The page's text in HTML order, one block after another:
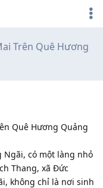
Trên Quê Hương
Quê Hương Quảng
Ngãi, có một làng nhỏ
Thang, xã Đức
không chỉ là nơi sinh